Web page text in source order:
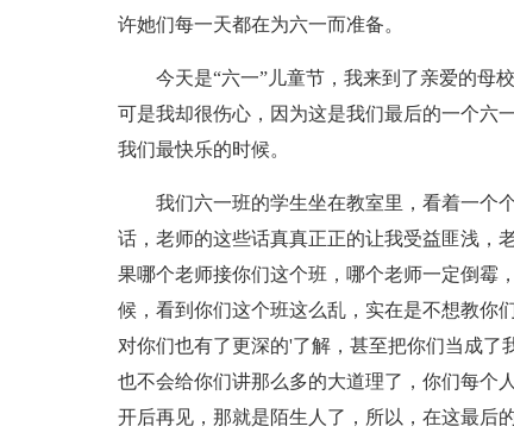
许她们每一天都在为六一而准备。
今天是“六一”儿童节，我来到了亲爱的母
可是我却很伤心，因为这是我们最后的一个六
我们最快乐的时候。
我们六一班的学生坐在教室里，看着一个
话，老师的这些话真真正正的让我受益匪浅，
果哪个老师接你们这个班，哪个老师一定倒霉
候，看到你们这个班这么乱，实在是不想教你
对你们也有了更深的'了解，甚至把你们当成
也不会给你们讲那么多的大道理了，你们每个
开后再见，那就是陌生人了，所以，在这最后